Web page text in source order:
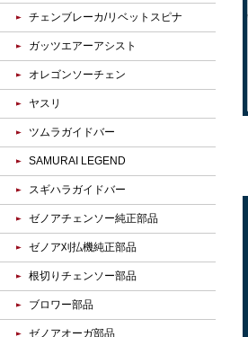
チェンブレーカ/リベットスピナ
ガッツエアーアシスト
オレゴンソーチェン
ヤスリ
ツムラガイドバー
SAMURAI LEGEND
スギハラガイドバー
ゼノアチェンソー純正部品
ゼノア刈払機純正部品
根切りチェンソー部品
ブロワー部品
ゼノアオーガ部品